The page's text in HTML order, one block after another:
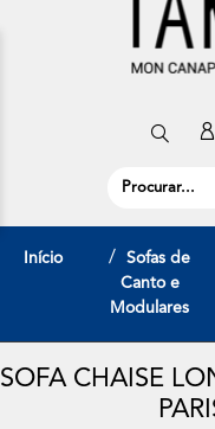
Início
Sofas de
Canto e
Modulares
SOFA CHAISE